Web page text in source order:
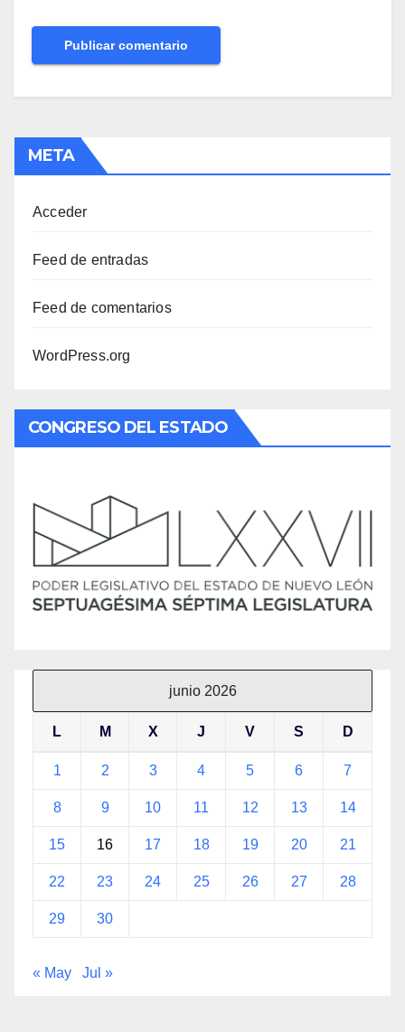
META
Acceder
Feed de entradas
Feed de comentarios
WordPress.org
CONGRESO DEL ESTADO
junio 2026
L M X J V S D
1 2 3 4 5 6 7
8 9 10 11 12 13 14
15 16 17 18 19 20 21
22 23 24 25 26 27 28
29 30
« May Jul »